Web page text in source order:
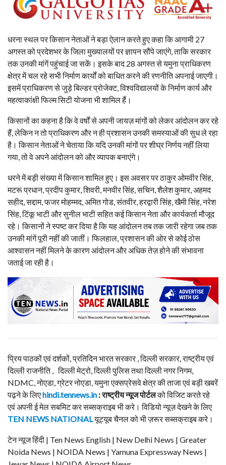
धरना स्थल पर किसान नेताओं ने बड़ा ऐलान करते हुए कहा कि आगामी 27
अगस्त को प्रदेशभर के जिला मुख्यालयों पर ज्ञापन सौंपे जाएंगे, ताकि सरकार
तक उनकी मांगें पहुंचाई जा सकें। इसके बाद 28 अगस्त से यमुना प्राधिकरण
क्षेत्र में चल रहे सभी निर्माण कार्यों को बाधित करने की रणनीति अपनाई जाएगी।
इसमें प्राधिकरण से जुड़े बिल्डर प्रोजेक्ट, विश्वविद्यालयों के निर्माण कार्य और
महत्वाकांक्षी फिल्म सिटी योजना भी शामिल हैं।
किसानों का कहना है कि वे वर्षों से अपनी जायज़ मांगों को लेकर आंदोलन कर रहे
हैं, लेकिन न तो प्राधिकरण और न ही प्रशासन उनकी समस्याओं की सुध ले रहा
है। किसान नेताओं ने चेताया कि यदि उनकी मांगों पर शीघ्र निर्णय नहीं लिया
गया, तो वे अपने आंदोलन को और व्यापक बनाएंगे।
धरने में बड़ी संख्या में किसान शामिल हुए। इस अवसर पर ठाकुर ओमवीर सिंह,
मटरू प्रधान, प्रदीप कुमार, शिवरी, मनवीर सिंह, सचिन, शैलेश कुमार, अहमद
सहीद, सद्दाम, फजर मोहम्मद, अमित गोड, संतवीर, हरद्वारी सिंह, खैमी सिंह, नरेश
सिंह, टिंकू भाटी और सुनील भाटी सहित कई किसान नेता और कार्यकर्ता मौजूद
रहे। किसानों ने स्पष्ट कर दिया है कि यह आंदोलन तब तक जारी रहेगा जब तक
उनकी मांगें पूरी नहीं की जातीं। फिलहाल, प्रशासन की ओर से कोई ठोस
आश्वासन नहीं मिलने के कारण आंदोलन और अधिक तेज़ होने की संभावना
जताई जा रही है।
प्रिय पाठकों एवं दर्शकों, प्रतिदिन भारत सरकार , दिल्ली सरकार, राष्ट्रीय एवं
दिल्ली राजनीति , दिल्ली मेट्रो, दिल्ली पुलिस तथा दिल्ली नगर निगम,
NDMC, नोएडा, ग्रेटर नोएडा, यमुना एक्सप्रेसवे क्षेत्र की ताजा एवं बड़ी खबरें
पढ़ने के लिएhindi.tennews.in : राष्ट्रीय न्यूज पोर्टलको विजिट करते रहे
एवं अपनी ई मेल सबमिट कर सब्सक्राइब भी करे। विडियो न्यूज़ देखने के लिए
TEN NEWS NATIONALयूट्यूब चैनल को भी ज़रूर सब्सक्राइब करे।
टेन न्यूज हिंदी | Ten News English | New Delhi News | Greater
Noida News | NOIDA News | Yamuna Expressway News |